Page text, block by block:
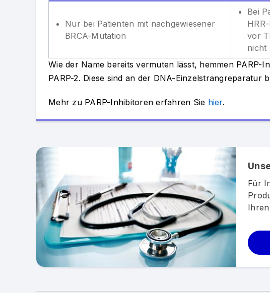
Nur bei Patienten mit nachgewiesener
BRCA-Mutation
Bei
vor
nicht
Wie der Name bereits vermuten lässt, hemmen PARP-
PARP-2. Diese sind an der DNA-Einzelstrangreparatur
Mehr zu PARP-Inhibitoren erfahren Sie hier.
Für